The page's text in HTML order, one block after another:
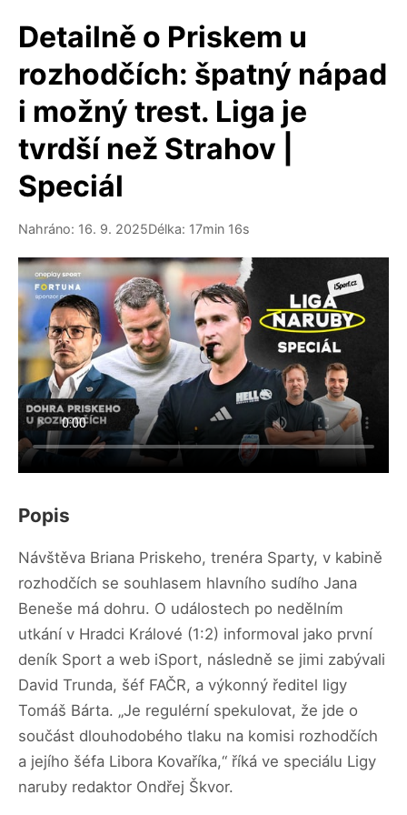
Detailně o Priskem u
rozhodčích: špatný nápad
i možný trest. Liga je
tvrdší než Strahov |
Speciál
Nahráno: 16. 9. 2025Délka: 17min 16s
Popis
Návštěva Briana Priskeho, trenéra Sparty, v kabině
rozhodčích se souhlasem hlavního sudího Jana
Beneše má dohru. O událostech po nedělním
utkání v Hradci Králové (1:2) informoval jako první
deník Sport a web iSport, následně se jimi zabývali
David Trunda, šéf FAČR, a výkonný ředitel ligy
Tomáš Bárta. „Je regulérní spekulovat, že jde o
součást dlouhodobého tlaku na komisi rozhodčích
a jejího šéfa Libora Kovaříka,“ říká ve speciálu Ligy
naruby redaktor Ondřej Škvor.